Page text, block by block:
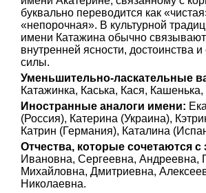
буквально переводится как
«непорочная». В культурной
имени Катажина обычно
внутренней ясности, достоинства
силы.
Уменьшительно-ласкательные
Катажинка, Каська, Кася,
Иностранные аналоги имени:
(Россия), Катерина (Украина),
Катрин (Германия), Каталина
Отчества, которые сочетаются
Ивановна, Сергеевна, Андреевна,
Михайловна, Дмитриевна,
Николаевна.